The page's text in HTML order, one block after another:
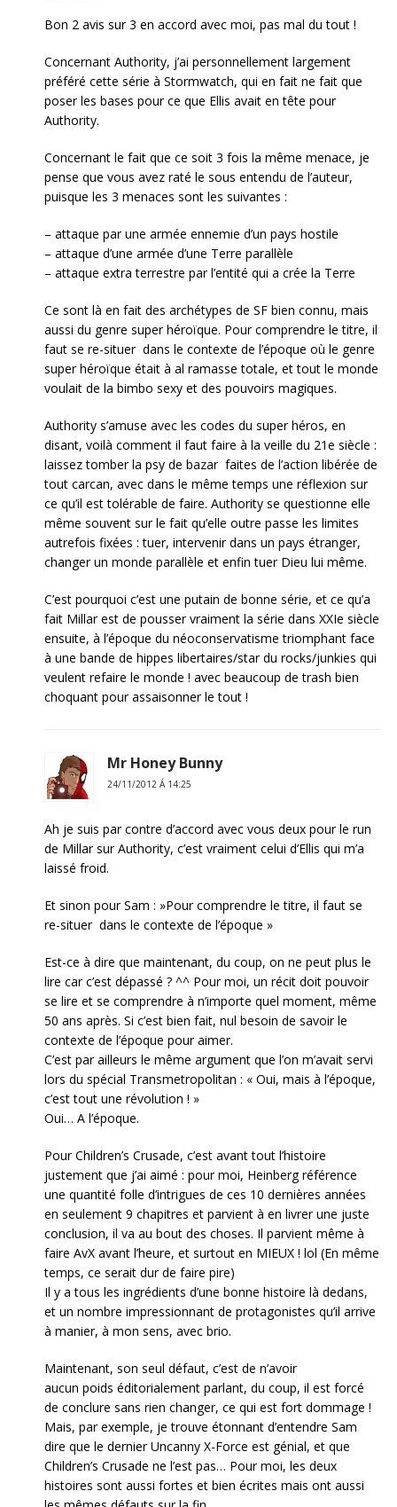
Bon 2 avis sur 3 en accord avec moi, pas mal du tout !
Concernant Authority, j’ai personnellement largement
préféré cette série à Stormwatch, qui en fait ne fait que
poser les bases pour ce que Ellis avait en tête pour
Authority.
Concernant le fait que ce soit 3 fois la même menace, je
pense que vous avez raté le sous entendu de l’auteur,
puisque les 3 menaces sont les suivantes :
– attaque par une armée ennemie d’un pays hostile
– attaque d’une armée d’une Terre parallèle
– attaque extra terrestre par l’entité qui a crée la Terre
Ce sont là en fait des archétypes de SF bien connu, mais
aussi du genre super héroïque. Pour comprendre le titre, il
faut se re-situer dans le contexte de l’époque où le genre
super héroïque était à al ramasse totale, et tout le monde
voulait de la bimbo sexy et des pouvoirs magiques.
Authority s’amuse avec les codes du super héros, en
disant, voilà comment il faut faire à la veille du 21e siècle :
laissez tomber la psy de bazar faites de l’action libérée de
tout carcan, avec dans le même temps une réflexion sur
ce qu’il est tolérable de faire. Authority se questionne elle
même souvent sur le fait qu’elle outre passe les limites
autrefois fixées : tuer, intervenir dans un pays étranger,
changer un monde parallèle et enfin tuer Dieu lui même.
C’est pourquoi c’est une putain de bonne série, et ce qu’a
fait Millar est de pousser vraiment la série dans XXIe siècle
ensuite, à l’époque du néoconservatisme triomphant face
à une bande de hippes libertaires/star du rocks/junkies qui
veulent refaire le monde ! avec beaucoup de trash bien
choquant pour assaisonner le tout !
Mr Honey Bunny
24/11/2012 Á 14:25
Ah je suis par contre d’accord avec vous deux pour le run
de Millar sur Authority, c’est vraiment celui d’Ellis qui m’a
laissé froid.
Et sinon pour Sam : »Pour comprendre le titre, il faut se
re-situer dans le contexte de l’époque »
Est-ce à dire que maintenant, du coup, on ne peut plus le
lire car c’est dépassé ? ^^ Pour moi, un récit doit pouvoir
se lire et se comprendre à n’importe quel moment, même
50 ans après. Si c’est bien fait, nul besoin de savoir le
contexte de l’époque pour aimer.
C’est par ailleurs le même argument que l’on m’avait servi
lors du spécial Transmetropolitan : « Oui, mais à l’époque,
c’est tout une révolution ! »
Oui… A l’époque.
Pour Children’s Crusade, c’est avant tout l’histoire
justement que j’ai aimé : pour moi, Heinberg référence
une quantité folle d’intrigues de ces 10 dernières années
en seulement 9 chapitres et parvient à en livrer une juste
conclusion, il va au bout des choses. Il parvient même à
faire AvX avant l’heure, et surtout en MIEUX ! lol (En même
temps, ce serait dur de faire pire)
Il y a tous les ingrédients d’une bonne histoire là dedans,
et un nombre impressionnant de protagonistes qu’il arrive
à manier, à mon sens, avec brio.
Maintenant, son seul défaut, c’est de n’avoir
aucun poids éditorialement parlant, du coup, il est forcé
de conclure sans rien changer, ce qui est fort dommage !
Mais, par exemple, je trouve étonnant d’entendre Sam
dire que le dernier Uncanny X-Force est génial, et que
Children’s Crusade ne l’est pas… Pour moi, les deux
histoires sont aussi fortes et bien écrites mais ont aussi